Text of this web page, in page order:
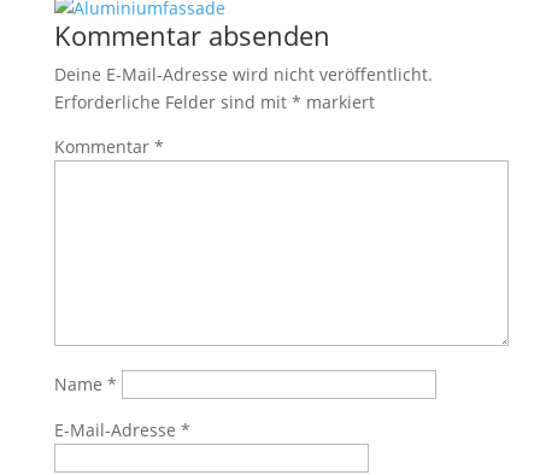
Kommentar absenden
Deine E-Mail-Adresse wird nicht veröffentlicht.
Erforderliche Felder sind mit * markiert
Kommentar *
Name *
E-Mail-Adresse *